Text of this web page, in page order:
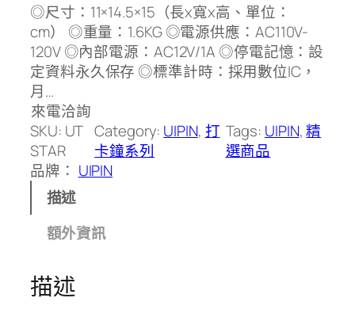
◎尺寸：11×14.5×15（長x寬x高、單位：
cm） ◎重量：1.6KG ◎電源供應：AC110V-
120V ◎內部電源：AC12V/1A ◎停電記憶：設
定資料永久保存 ◎標準計時：採用數位IC，
月…
來電洽詢
SKU: UT
STAR
Category: UIPIN, 打
卡鐘系列
Tags: UIPIN, 精
選商品
品牌： UIPIN
描述
額外資訊
描述